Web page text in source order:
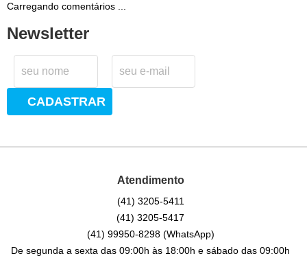
Carregando comentários ...
Newsletter
CADASTRAR
Atendimento
(41) 3205-5411
(41) 3205-5417
(41) 99950-8298 (WhatsApp)
De segunda a sexta das 09:00h às 18:00h e sábado das 09:00h